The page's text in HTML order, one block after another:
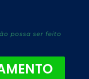
possa ser feito